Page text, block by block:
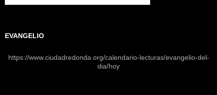
EVANGELIO
https://www.ciudadredonda.org/calendario-lecturas/evangelio-del-
dia/hoy